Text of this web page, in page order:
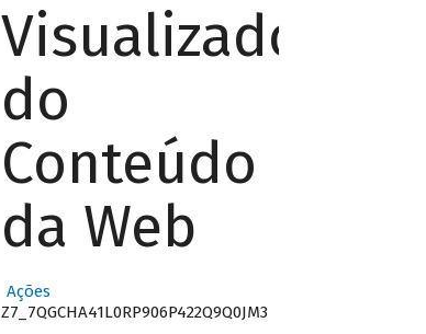
Visualizador
do
Conteúdo
da Web
Ações
Z7_7QGCHA41L0RP906P422Q9Q0JM3